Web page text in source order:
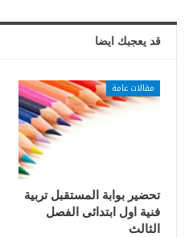
قد يعجبك ايضا
مقالات عامة
تحضير بوابة المستقبل تربية
فنية اول ابتدائى الفصل
الثالث